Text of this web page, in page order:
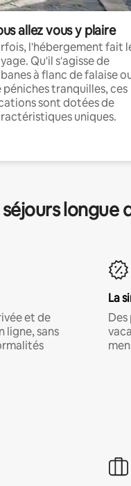
allez vous y plaire
l'hébergement fait
Qu'il s'agisse de
à flanc de falaise
péniches tranquilles, ces
sont dotées de
uniques.
longue
et de
ligne, sans
La